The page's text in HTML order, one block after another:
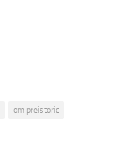
om preistoric